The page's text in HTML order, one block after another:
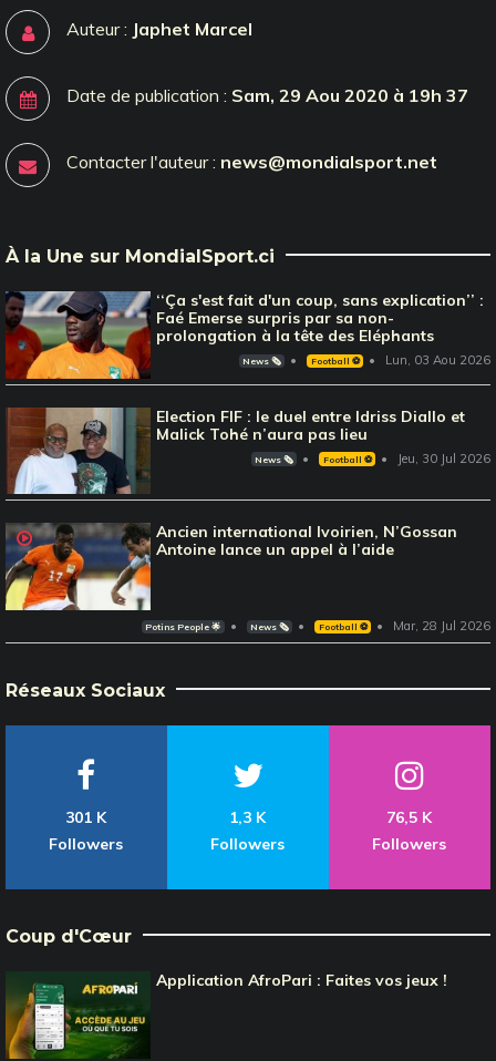
Auteur : Japhet Marcel
Date de publication : Sam, 29 Aou 2020 à 19h 37
Contacter l'auteur : news@mondialsport.net
À la Une sur MondialSport.ci
‘‘Ça s'est fait d'un coup, sans explication’’ :
Faé Emerse surpris par sa non-
prolongation à la tête des Eléphants
News 🗞️ Football ⚽️ Lun, 03 Aou 2026
Election FIF : le duel entre Idriss Diallo et
Malick Tohé n’aura pas lieu
News 🗞️ Football ⚽️ Jeu, 30 Jul 2026
Ancien international Ivoirien, N’Gossan
Antoine lance un appel à l’aide
Potins People 🌟 News 🗞️ Football ⚽️ Mar, 28 Jul 2026
Réseaux Sociaux
301 K
Followers
1,3 K
Followers
76,5 K
Followers
Coup d'Cœur
Application AfroPari : Faites vos jeux !